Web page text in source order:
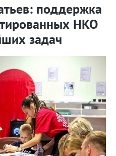
поддержка
НКО
задач